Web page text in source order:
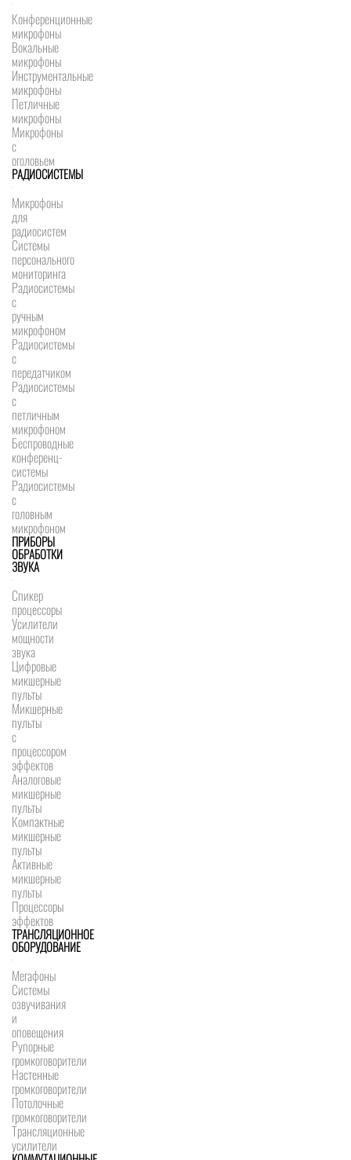
Конференционные
микрофоны
Вокальные
микрофоны
Инструментальные
микрофоны
Петличные
микрофоны
Микрофоны
с
оголовьем
РАДИОСИСТЕМЫ
Микрофоны
для
радиосистем
Системы
персонального
мониторинга
Радиосистемы
c
ручным
микрофоном
Радиосистемы
с
передатчиком
Радиосистемы
с
петличным
микрофоном
Беспроводные
конференц-
системы
Радиосистемы
с
головным
микрофоном
ПРИБОРЫ
ОБРАБОТКИ
ЗВУКА
Спикер
процессоры
Усилители
мощности
звука
Цифровые
микшерные
пульты
Микшерные
пульты
с
процессором
эффектов
Аналоговые
микшерные
пульты
Компактные
микшерные
пульты
Активные
микшерные
пульты
Процессоры
эффектов
ТРАНСЛЯЦИОННОЕ
ОБОРУДОВАНИЕ
Мегафоны
Системы
озвучивания
и
оповещения
Рупорные
громкоговорители
Настенные
громкоговорители
Потолочные
громкоговорители
Трансляционные
усилители